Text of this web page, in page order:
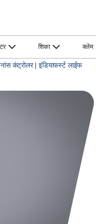
शिका क्लेम
कंट्रोलर | इंडियाफर्स्ट लाईफ